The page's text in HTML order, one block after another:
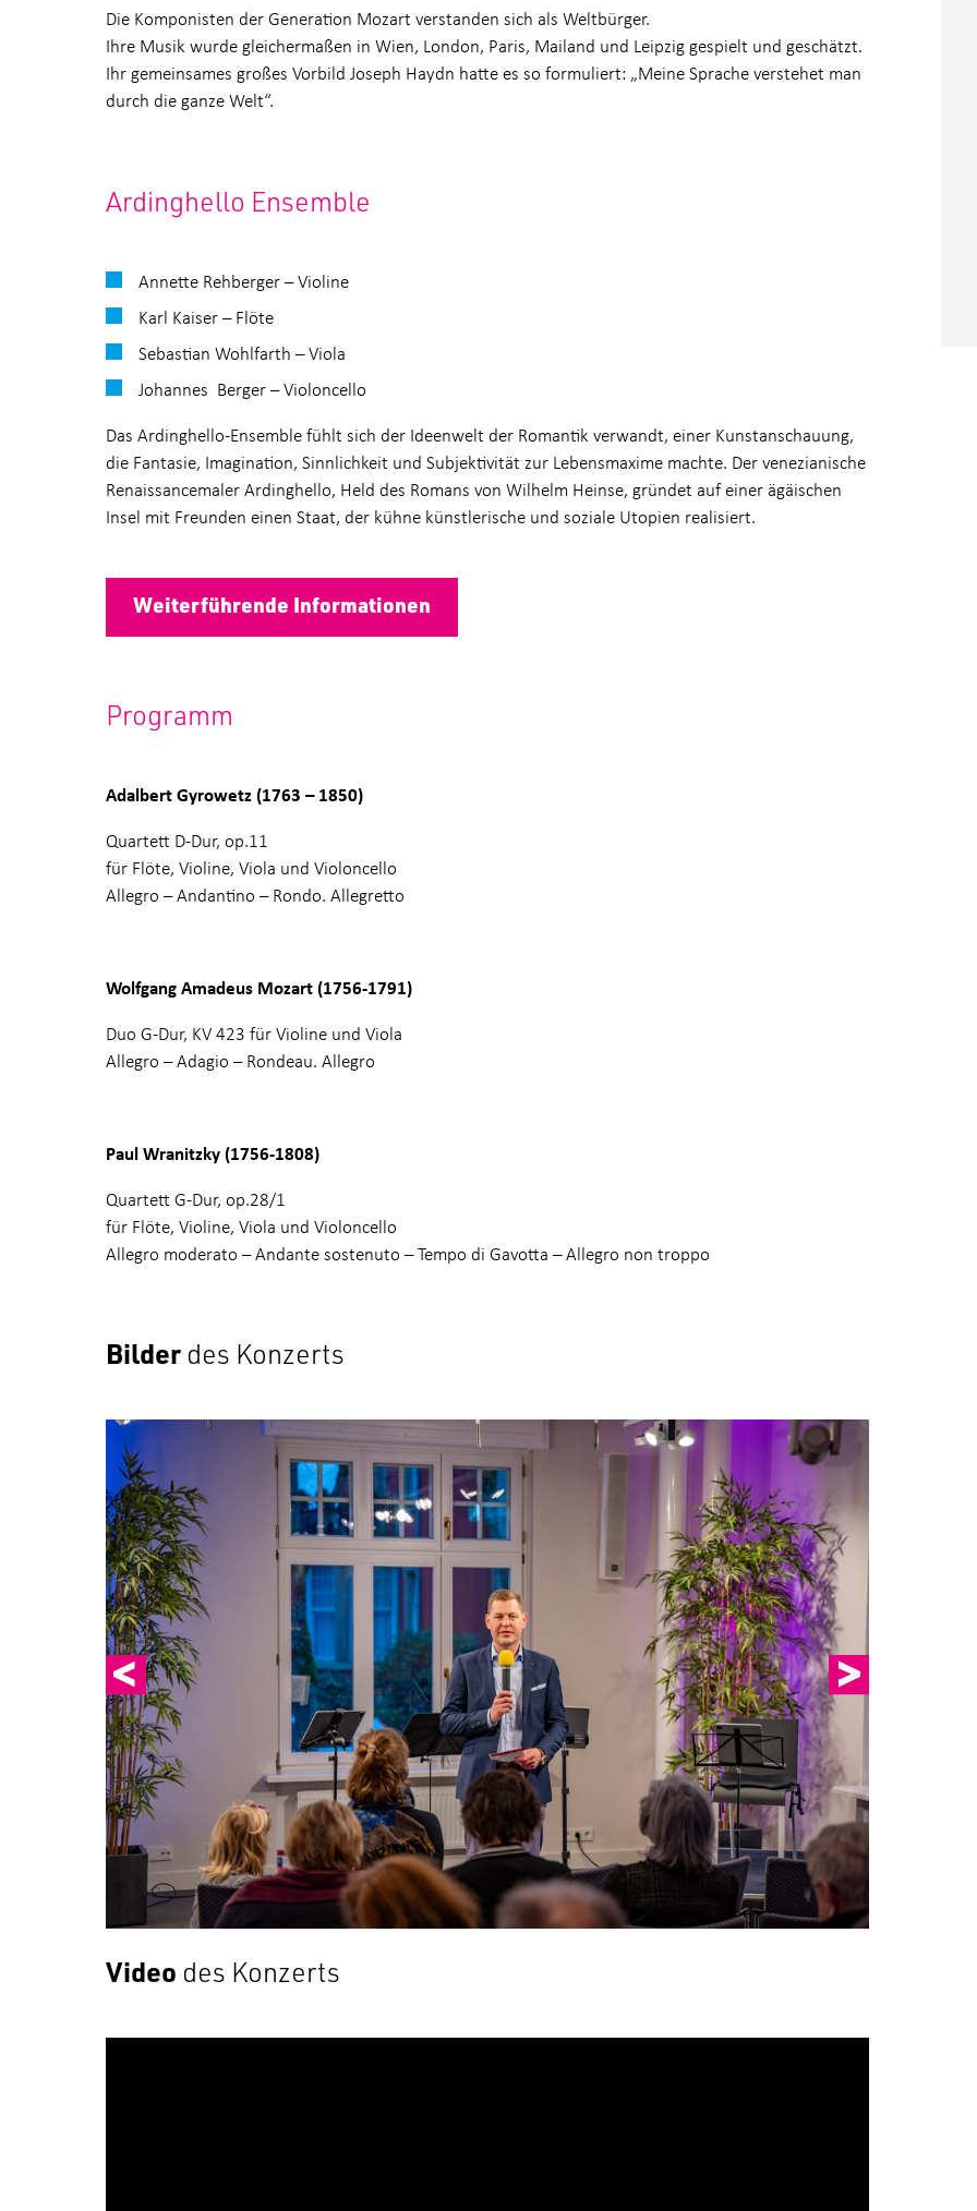
Die Komponisten der Generation Mozart verstanden sich als Weltbürger.
Ihre Musik wurde gleichermaßen in Wien, London, Paris, Mailand und Leipzig gespielt und geschätzt.
Ihr gemeinsames großes Vorbild Joseph Haydn hatte es so formuliert: „Meine Sprache verstehet man
durch die ganze Welt“.
Ardinghello Ensemble
Annette Rehberger – Violine
Karl Kaiser – Flöte
Sebastian Wohlfarth – Viola
Johannes Berger – Violoncello
Das Ardinghello-Ensemble fühlt sich der Ideenwelt der Romantik verwandt, einer Kunstanschauung,
die Fantasie, Imagination, Sinnlichkeit und Subjektivität zur Lebensmaxime machte. Der venezianische
Renaissancemaler Ardinghello, Held des Romans von Wilhelm Heinse, gründet auf einer ägäischen
Insel mit Freunden einen Staat, der kühne künstlerische und soziale Utopien realisiert.
Weiterführende Informationen
Programm
Adalbert Gyrowetz (1763 – 1850)
Quartett D-Dur, op.11
für Flöte, Violine, Viola und Violoncello
Allegro – Andantino – Rondo. Allegretto
Wolfgang Amadeus Mozart (1756-1791)
Duo G-Dur, KV 423 für Violine und Viola
Allegro – Adagio – Rondeau. Allegro
Paul Wranitzky (1756-1808)
Quartett G-Dur, op.28/1
für Flöte, Violine, Viola und Violoncello
Allegro moderato – Andante sostenuto – Tempo di Gavotta – Allegro non troppo
Bilder des Konzerts
Video des Konzerts